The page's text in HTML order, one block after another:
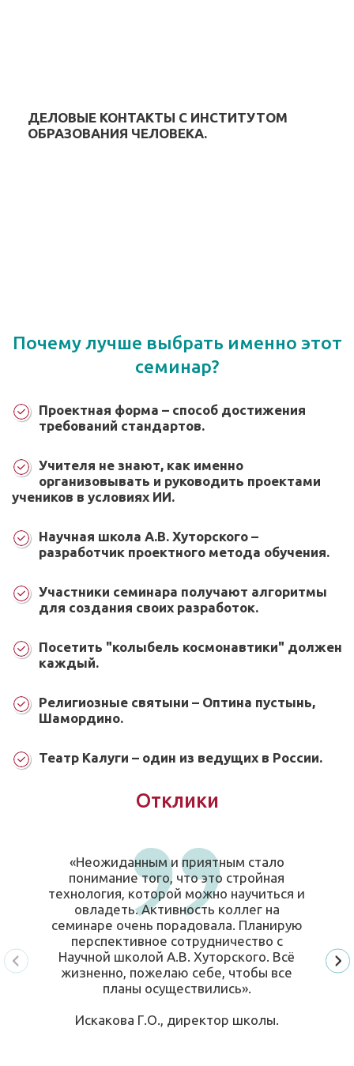
ДЕЛОВЫЕ КОНТАКТЫ С ИНСТИТУТОМ
ОБРАЗОВАНИЯ ЧЕЛОВЕКА.
Почему лучше выбрать именно этот
семинар?
Проектная форма – способ достижения
требований стандартов.
Учителя не знают, как именно
организовывать и руководить проектами
учеников в условиях ИИ.
Научная школа А.В. Хуторского –
разработчик проектного метода обучения.
Участники семинара получают алгоритмы
для создания своих разработок.
Посетить "колыбель космонавтики" должен
каждый.
Религиозные святыни – Оптина пустынь,
Шамордино.
Театр Калуги – один из ведущих в России.
Отклики
«Неожиданным и приятным стало
понимание того, что это стройная
технология, которой можно научиться и
овладеть. Активность коллег на
семинаре очень порадовала. Планирую
перспективное сотрудничество с
Научной школой А.В. Хуторского. Всё
жизненно, пожелаю себе, чтобы все
планы осуществились».
Искакова Г.О., директор школы.